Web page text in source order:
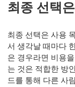
최종 선택
최종 선택은 사용
서 생각날 때마다
은 경우라면 비용
는 것은 적합한 방
드를 통해 다른 사